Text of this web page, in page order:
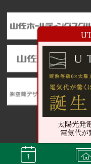
太陽光発
電気代が